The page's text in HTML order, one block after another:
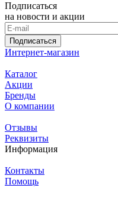
Подписаться
на новости и акции
Подписаться
Интернет-магазин
Каталог
Акции
Бренды
О компании
Отзывы
Реквизиты
Информация
Контакты
Помощь